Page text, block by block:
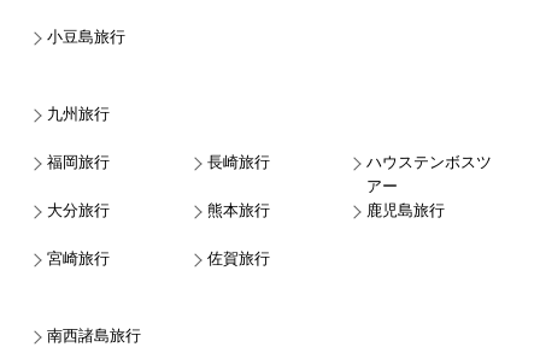
小豆島旅行
九州旅行
福岡旅行 長崎旅行
ハウステンボスツ
アー
大分旅行
熊本旅行 鹿児島旅行
宮崎旅行 佐賀旅行
南西諸島旅行